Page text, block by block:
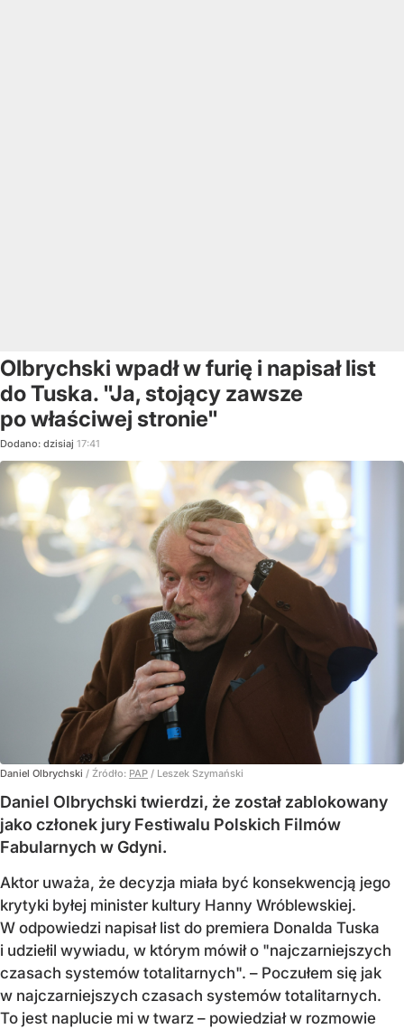
Olbrychski wpadł w furię i napisał list
do Tuska. "Ja, stojący zawsze
po właściwej stronie"
Dodano: dzisiaj 17:41
Daniel Olbrychski / Źródło: PAP / Leszek Szymański
Daniel Olbrychski twierdzi, że został zablokowany
jako członek jury Festiwalu Polskich Filmów
Fabularnych w Gdyni.
Aktor uważa, że decyzja miała być konsekwencją jego
krytyki byłej minister kultury Hanny Wróblewskiej.
W odpowiedzi napisał list do premiera Donalda Tuska
i udziełil wywiadu, w którym mówił o "najczarniejszych
czasach systemów totalitarnych". – Poczułem się jak
w najczarniejszych czasach systemów totalitarnych.
To jest naplucie mi w twarz – powiedział w rozmowie